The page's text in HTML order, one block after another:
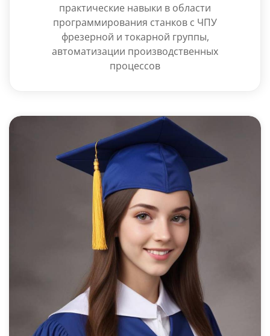
практические навыки в области
программирования станков с ЧПУ
фрезерной и токарной группы,
автоматизации производственных
процессов